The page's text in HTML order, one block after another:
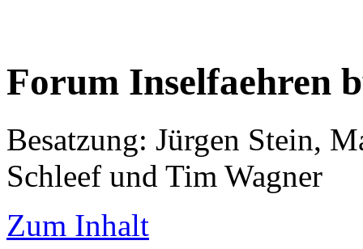
Forum Inselfaehren
Besatzung: Jürgen Stein,
Schleef und Tim Wagner
Zum Inhalt